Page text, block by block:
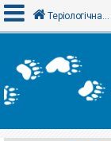
х
і
Теріологічна школа